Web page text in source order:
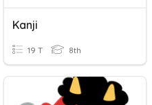
Kanji
19 T 8th